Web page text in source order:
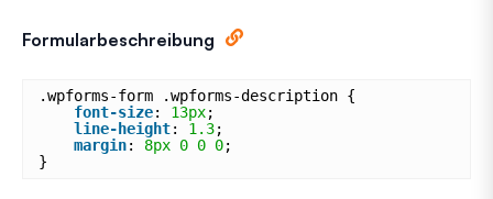
Formularbeschreibung
.wpforms-form .wpforms-description {
font-size: 13px;
line-height: 1.3;
margin: 8px 0 0 0;
}